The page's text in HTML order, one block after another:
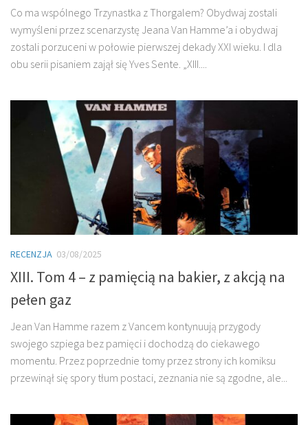
Co ma wspólnego Trzynastka z Thorgalem? Obydwaj zostali
wymyśleni przez scenarzystę Jeana Van Hamme’a i obydwaj
zostali porzuceni w połowie pierwszej dekady XXI wieku. I dla
obu serii pisaniem zajął się Yves Sente. „XIII....
RECENZJA 03/08/2025
XIII. Tom 4 – z pamięcią na bakier, z akcją na
pełen gaz
Jean Van Hamme razem z Vancem kontynuują przygody
swojego szpiega bez pamięci i dochodzą do ciekawego
momentu. Przez poprzednie tomy przez strony ich komiksu
przewinął się spory tłum postaci, zeznania nie są zgodne, ale...